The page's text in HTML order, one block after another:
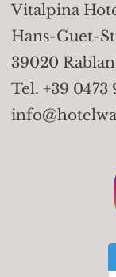
Vitalpina
Hans-Guet-
39020
Tel. +39 0473